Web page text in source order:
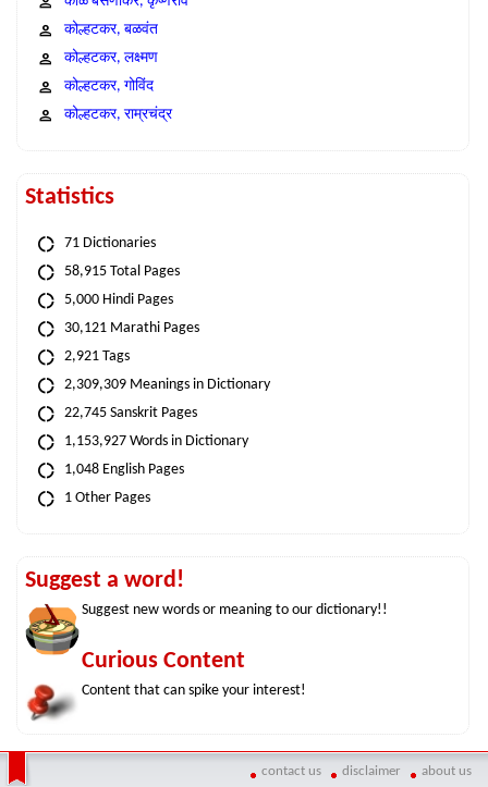
कोल्हटकर, बळवंत
कोल्हटकर, लक्ष्मण
कोल्हटकर, गोविंद
कोल्हटकर, राम्रचंद्र
Statistics
71 Dictionaries
58,915 Total Pages
5,000 Hindi Pages
30,121 Marathi Pages
2,921 Tags
2,309,309 Meanings in Dictionary
22,745 Sanskrit Pages
1,153,927 Words in Dictionary
1,048 English Pages
1 Other Pages
Suggest a word!
Suggest new words or meaning to our dictionary!!
Curious Content
Content that can spike your interest!
contact us disclaimer about us